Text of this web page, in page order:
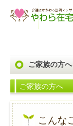
ご家族の方へ
ご家族の方へ
こんな